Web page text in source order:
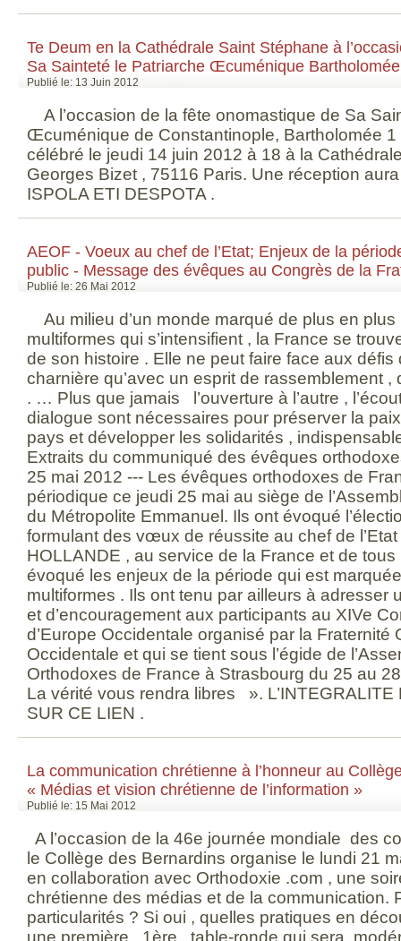
Te Deum en la Cathédrale Saint Stéphane à
Sa Sainteté le Patriarche Œcuménique
Publié le: 13 Juin 2012
A l’occasion de la fête onomastique de Sa
Œcuménique de Constantinople, Bartholomée 1
célébré le jeudi 14 juin 2012 à 18 à la
Georges Bizet , 75116 Paris. Une réception
ISPOLA ETI DESPOTA .
AEOF - Voeux au chef de l’Etat; Enjeux de la
public - Message des évêques au Congrès de la
Publié le: 26 Mai 2012
Au milieu d’un monde marqué de plus en plus
multiformes qui s’intensifient , la France se
de son histoire . Elle ne peut faire face aux défis
charnière qu’avec un esprit de rassemblement ,
. … Plus que jamais l’ouverture à l’autre ,
dialogue sont nécessaires pour préserver la
pays et développer les solidarités ,
Extraits du communiqué des évêques
25 mai 2012 --- Les évêques orthodoxes de
périodique ce jeudi 25 mai au siège de
du Métropolite Emmanuel. Ils ont évoqué
formulant des vœux de réussite au chef de
HOLLANDE , au service de la France et de
évoqué les enjeux de la période qui est
multiformes . Ils ont tenu par ailleurs à adresser
et d’encouragement aux participants au XIVe
d’Europe Occidentale organisé par la Fraternité
Occidentale et qui se tient sous l’égide de
Orthodoxes de France à Strasbourg du 25 au
La vérité vous rendra libres ». L’INTEGRALITE
SUR CE LIEN .
La communication chrétienne à l’honneur au
« Médias et vision chrétienne de l’information »
Publié le: 15 Mai 2012
A l’occasion de la 46e journée mondiale des
le Collège des Bernardins organise le lundi 21
en collaboration avec Orthodoxie .com , une
chrétienne des médias et de la communication.
particularités ? Si oui , quelles pratiques en
une première 1ère table-ronde qui sera